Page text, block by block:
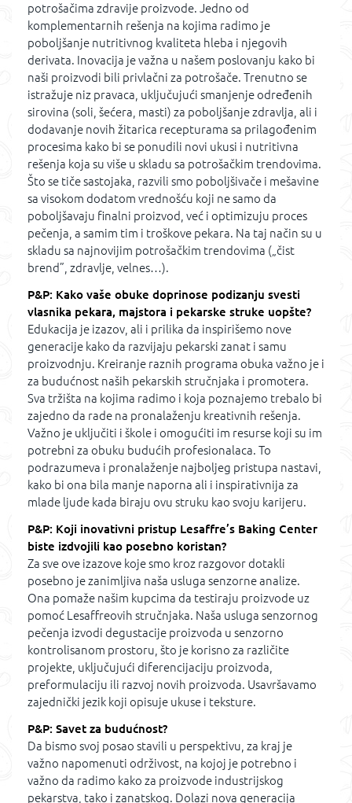
potrošačima zdravije proizvode. Jedno od
komplementarnih rešenja na kojima radimo je
poboljšanje nutritivnog kvaliteta hleba i njegovih
derivata. Inovacija je važna u našem poslovanju kako bi
naši proizvodi bili privlačni za potrošače. Trenutno se
istražuje niz pravaca, uključujući smanjenje određenih
sirovina (soli, šećera, masti) za poboljšanje zdravlja, ali i
dodavanje novih žitarica recepturama sa prilagođenim
procesima kako bi se ponudili novi ukusi i nutritivna
rešenja koja su više u skladu sa potrošačkim trendovima.
Što se tiče sastojaka, razvili smo poboljšivače i mešavine
sa visokom dodatom vrednošću koji ne samo da
poboljšavaju finalni proizvod, već i optimizuju proces
pečenja, a samim tim i troškove pekara. Na taj način su u
skladu sa najnovijim potrošačkim trendovima („čist
brend”, zdravlje, velnes…).
P&P: Kako vaše obuke doprinose podizanju svesti
vlasnika pekara, majstora i pekarske struke uopšte?
Edukacija je izazov, ali i prilika da inspirišemo nove
generacije kako da razvijaju pekarski zanat i samu
proizvodnju. Kreiranje raznih programa obuka važno je i
za budućnost naših pekarskih stručnjaka i promotera.
Sva tržišta na kojima radimo i koja poznajemo trebalo bi
zajedno da rade na pronalaženju kreativnih rešenja.
Važno je uključiti i škole i omogućiti im resurse koji su im
potrebni za obuku budućih profesionalaca. To
podrazumeva i pronalaženje najboljeg pristupa nastavi,
kako bi ona bila manje naporna ali i inspirativnija za
mlade ljude kada biraju ovu struku kao svoju karijeru.
P&P: Koji inovativni pristup Lesaffre’s Baking Center
biste izdvojili kao posebno koristan?
Za sve ove izazove koje smo kroz razgovor dotakli
posebno je zanimljiva naša usluga senzorne analize.
Ona pomaže našim kupcima da testiraju proizvode uz
pomoć Lesaffreovih stručnjaka. Naša usluga senzornog
pečenja izvodi degustacije proizvoda u senzorno
kontrolisanom prostoru, što je korisno za različite
projekte, uključujući diferencijaciju proizvoda,
preformulaciju ili razvoj novih proizvoda. Usavršavamo
zajednički jezik koji opisuje ukuse i teksture.
P&P: Savet za budućnost?
Da bismo svoj posao stavili u perspektivu, za kraj je
važno napomenuti održivost, na kojoj je potrebno i
važno da radimo kako za proizvode industrijskog
pekarstva, tako i zanatskog. Dolazi nova generacija